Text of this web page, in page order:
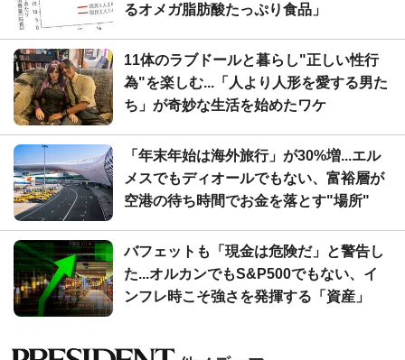
るオメガ脂肪酸たっぷり食品」
11体のラブドールと暮らし"正しい性行
為"を楽しむ...「人より人形を愛する男た
ち」が奇妙な生活を始めたワケ
「年末年始は海外旅行」が30%増...エル
メスでもディオールでもない、富裕層が
空港の待ち時間でお金を落とす"場所"
バフェットも「現金は危険だ」と警告し
た...オルカンでもS&P500でもない、イ
ンフレ時こそ強さを発揮する「資産」